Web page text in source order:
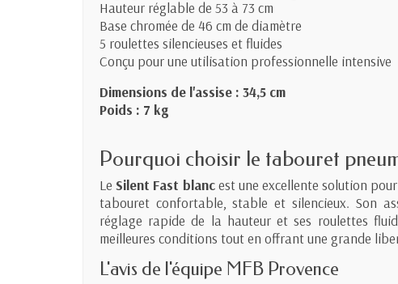
Hauteur réglable de 53 à 73 cm
Base chromée de 46 cm de diamètre
5 roulettes silencieuses et fluides
Conçu pour une utilisation professionnelle intensive
Dimensions de l'assise : 34,5 cm
Poids : 7 kg
Pourquoi choisir le tabouret
LeSilent Fast blancest une excellente solution
tabouret confortable, stable et silencieux. Son
réglage rapide de la hauteur et ses roulettes
meilleures conditions tout en offrant une grande
L'avis de l'équipe MFB Provence